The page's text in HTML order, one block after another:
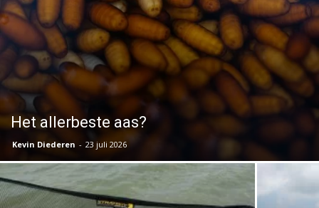
Het allerbeste aas?
Kevin Diederen - 23 juli 2026